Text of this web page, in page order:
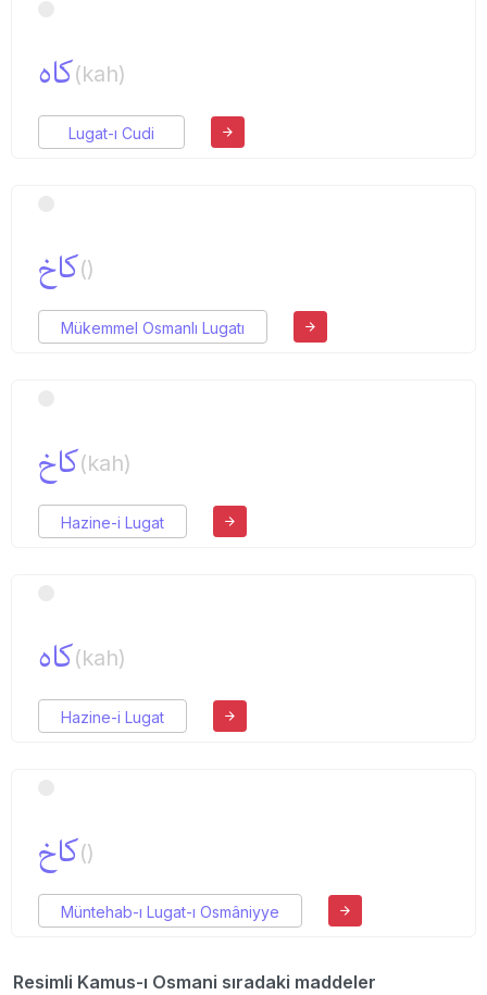
كاه(kah)
Lugat-ı Cudi
كاخ()
Mükemmel Osmanlı Lugatı
كاخ(kah)
Hazine-i Lugat
كاه(kah)
Hazine-i Lugat
كاخ()
Müntehab-ı Lugat-ı Osmâniyye
Resimli Kamus-ı Osmani sıradaki maddeler